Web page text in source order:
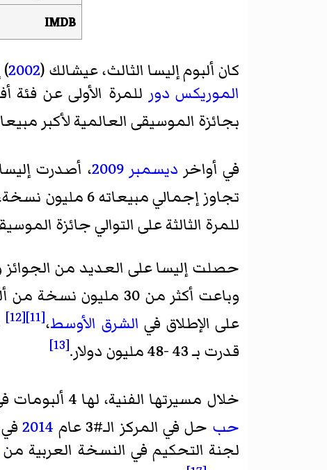
IMDB
كان ألبوم إليسا الثالث، عيشالك (2002
الموريكس دور للمرة الأولى عن فئة
بجائزة الموسيقى العالمية لأكبر
في أواخر ديسمبر 2009 ، أصدرت
تجاوز إجمالي مبيعاته 6 مليون نسخة، مما جعلها الفنانة الأكثر مبيعًا للأسطوانات في تاريخ
للمرة الثالثة على التوالي جائزة
حصلت إليسا على العديد من الجوائز
وباعت أكثر من 30 مليون نسخة من ألبوماتها طوال مسيرتها الفنية،
على الإطلاق في الشرق الأوسط،[11]
[12]
قدرت بـ 43 -48 مليون دولار.
[13]
خلال مسيرتها الفنية، لها 4 ألبومات في قائمة (
حب حل في المركز الـ#3 عام 2014في
لجنة التحكيم في النسخة العربية من